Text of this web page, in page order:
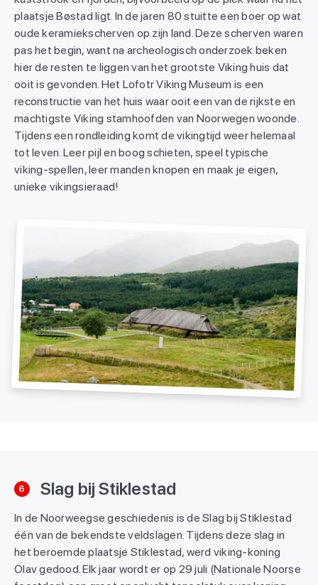
plaatsje Bøstad ligt. In de jaren 80 stuitte een boer op wat
oude keramiekscherven op zijn land. Deze scherven waren
pas het begin, want na archeologisch onderzoek beken
hier de resten te liggen van het grootste Viking huis dat
ooit is gevonden. Het Lofotr Viking Museum is een
reconstructie van het huis waar ooit een van de rijkste en
machtigste Viking stamhoofden van Noorwegen woonde.
Tijdens een rondleiding komt de vikingtijd weer helemaal
tot leven. Leer pijl en boog schieten, speel typische
viking-spellen, leer manden knopen en maak je eigen,
unieke vikingsieraad!
6 Slag bij Stiklestad
In de Noorweegse geschiedenis is de Slag bij Stiklestad
één van de bekendste veldslagen. Tijdens deze slag in
het beroemde plaatsje Stiklestad, werd viking-koning
Olav gedood. Elk jaar wordt er op 29 juli (Nationale Noorse